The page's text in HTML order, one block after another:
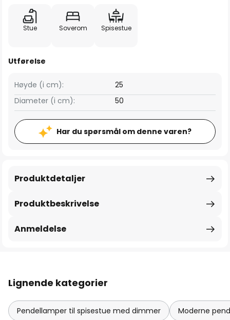
Stue Soverom Spisestue
Utførelse
Høyde (i cm):
25
Diameter (i cm):
50
Har du spørsmål om denne varen?
Produktbeskrivelse
Produktdetaljer
Anmeldelse
Lignende kategorier
Pendellamper til spisestue med dimmer Moderne